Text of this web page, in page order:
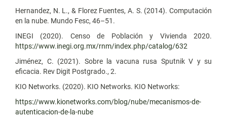
Hernandez, N. L., & Florez Fuentes, A. S. (2014). Computación
en la nube. Mundo Fesc, 46–51.
INEGI (2020). Censo de Población y Vivienda 2020.
https://www.inegi.org.mx/rnm/index.php/catalog/632
Jiménez, C. (2021). Sobre la vacuna rusa Sputnik V y su
eficacia. Rev Digit Postgrado., 2.
KIO Networks. (2020). KIO Networks. KIO Networks:
https://www.kionetworks.com/blog/nube/mecanismos-de-
autenticacion-de-la-nube